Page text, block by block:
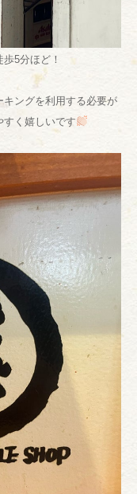
5分ほど！
ングを利用する必要が
すく嬉しいです